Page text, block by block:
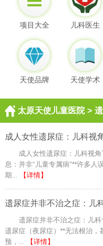
项目大全 儿科医生
天使品牌 天使学术
太原天使儿童医院>
成人女性遗尿症：儿科视
成人女性遗尿症：儿科视
息：并非“儿童专属病”**许多人
期...
【详情】
遗尿症并非不治之症：儿
遗尿症并非不治之症：儿
遗尿症（夜尿症）**无法根治
预，...
【详情】